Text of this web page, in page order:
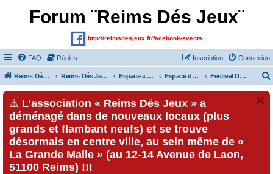
Forum ¨Reims Dés Jeux¨
http://reimsdesjeux.fr/facebook-events
FAQ Règles Connexion
Inscription
Reims Dés Jeux (Site) Reims Dés Jeux (Forum) Espace « Visiteurs » et inscrits au forum Espace dédié au « Festival Dés Jeux», organisé par l'association « Reims Dés Jeux » !!! Festival Dés Jeux 2017
⚠ L’association « Reims Dés Jeux » a
déménagé dans de nouveaux locaux (plus
grands et flambant neufs) et se trouve
désormais en centre ville, au sein même de «
La Grande Malle » (au 12-14 Avenue de Laon,
51100 Reims) !!!